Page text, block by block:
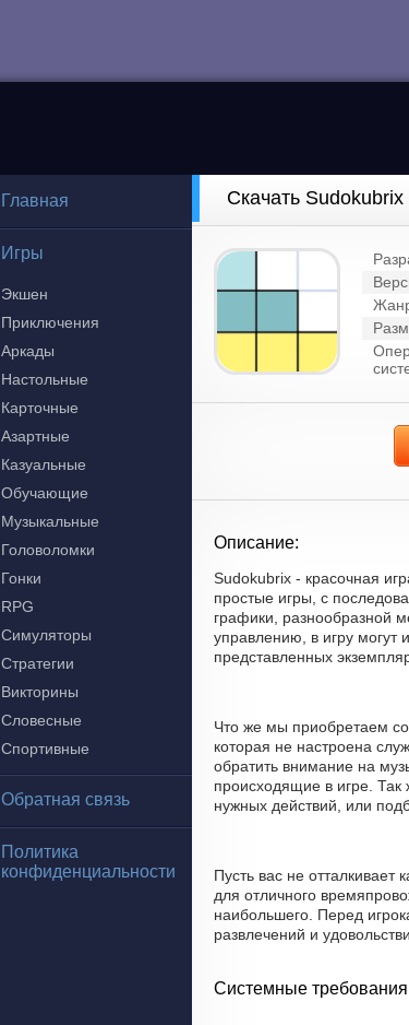
Главная
Игры
Экшен
Приключения
Аркады
Настольные
Карточные
Азартные
Казуальные
Обучающие
Музыкальные
Головоломки
Гонки
RPG
Симуляторы
Стратегии
Викторины
Словесные
Спортивные
Обратная связь
Политика
конфиденциальности
Скачать
Описание:
Sudokubrix - красочная
простые игры, с
графики, разнообразной
управлению, в игру могут
представленных
Что же мы приобретаем
которая не настроена
обратить внимание на
происходящие в игре.
нужных действий, или
Пусть вас не
для отличного
наибольшего. Перед
развлечений и
Системные